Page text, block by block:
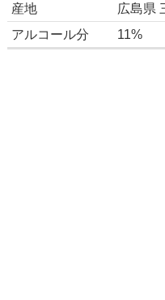
産地
広島県
アルコール分
11%